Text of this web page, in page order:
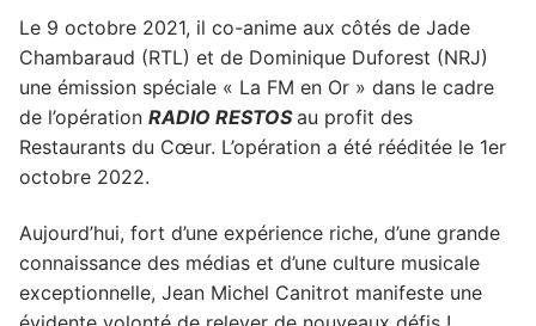
Le 9 octobre 2021, il co-anime aux côtés de Jade
Chambaraud (RTL) et de Dominique Duforest (NRJ)
une émission spéciale « La FM en Or » dans le cadre
de l’opération RADIO RESTOSau profit des
Restaurants du Cœur. L’opération a été rééditée le 1er
octobre 2022.
Aujourd’hui, fort d’une expérience riche, d’une grande
connaissance des médias et d’une culture musicale
exceptionnelle, Jean Michel Canitrot manifeste une